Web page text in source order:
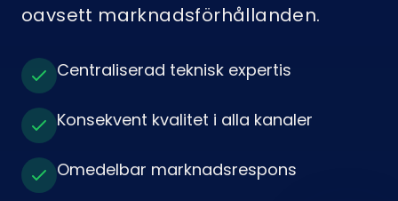
oavsett marknadsförhållanden.
Centraliserad teknisk expertis
Konsekvent kvalitet i alla kanaler
Omedelbar marknadsrespons